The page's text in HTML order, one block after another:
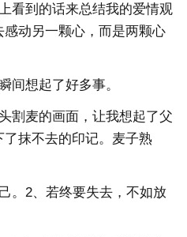
到的话来总结我的爱情观
动另一颗心，而是两颗心
想起了好多事。
麦的画面，让我想起了父
抹不去的印记。麦子熟
2、若终要失去，不如放